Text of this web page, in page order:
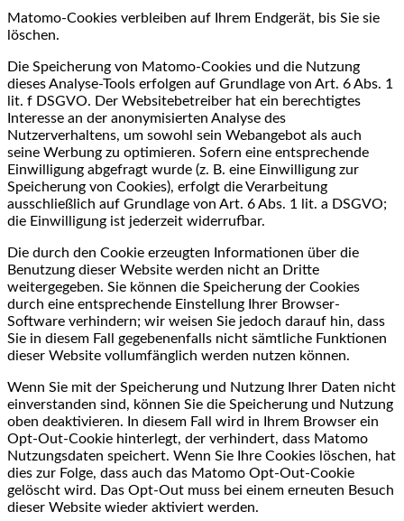
Matomo-Cookies verbleiben auf Ihrem Endgerät, bis Sie sie
löschen.
Die Speicherung von Matomo-Cookies und die Nutzung
dieses Analyse-Tools erfolgen auf Grundlage von Art. 6 Abs. 1
lit. f DSGVO. Der Websitebetreiber hat ein berechtigtes
Interesse an der anonymisierten Analyse des
Nutzerverhaltens, um sowohl sein Webangebot als auch
seine Werbung zu optimieren. Sofern eine entsprechende
Einwilligung abgefragt wurde (z. B. eine Einwilligung zur
Speicherung von Cookies), erfolgt die Verarbeitung
ausschließlich auf Grundlage von Art. 6 Abs. 1 lit. a DSGVO;
die Einwilligung ist jederzeit widerrufbar.
Die durch den Cookie erzeugten Informationen über die
Benutzung dieser Website werden nicht an Dritte
weitergegeben. Sie können die Speicherung der Cookies
durch eine entsprechende Einstellung Ihrer Browser-
Software verhindern; wir weisen Sie jedoch darauf hin, dass
Sie in diesem Fall gegebenenfalls nicht sämtliche Funktionen
dieser Website vollumfänglich werden nutzen können.
Wenn Sie mit der Speicherung und Nutzung Ihrer Daten nicht
einverstanden sind, können Sie die Speicherung und Nutzung
oben deaktivieren. In diesem Fall wird in Ihrem Browser ein
Opt-Out-Cookie hinterlegt, der verhindert, dass Matomo
Nutzungsdaten speichert. Wenn Sie Ihre Cookies löschen, hat
dies zur Folge, dass auch das Matomo Opt-Out-Cookie
gelöscht wird. Das Opt-Out muss bei einem erneuten Besuch
dieser Website wieder aktiviert werden.